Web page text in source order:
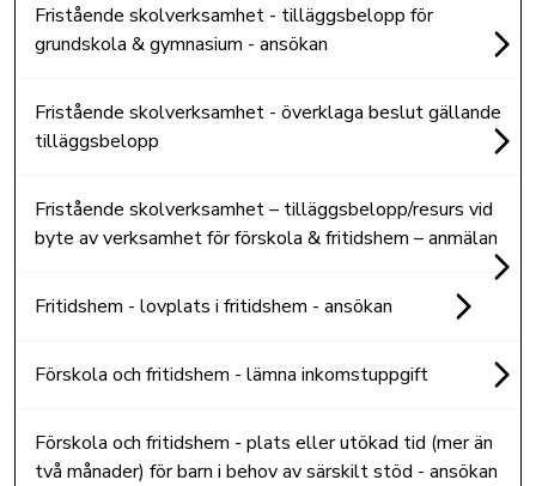
Fristående skolverksamhet - tilläggsbelopp för
grundskola & gymnasium - ansökan
Fristående skolverksamhet - överklaga beslut gällande
tilläggsbelopp
Fristående skolverksamhet – tilläggsbelopp/resurs vid
byte av verksamhet för förskola & fritidshem – anmälan
Fritidshem - lovplats i fritidshem - ansökan
Förskola och fritidshem - lämna inkomstuppgift
Förskola och fritidshem - plats eller utökad tid (mer än
två månader) för barn i behov av särskilt stöd - ansökan